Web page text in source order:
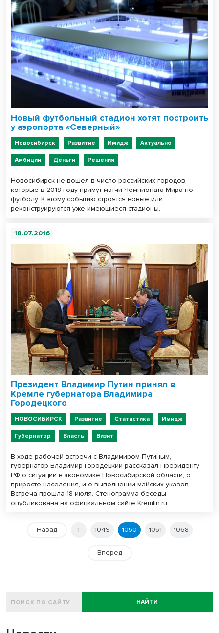
Новый футбольный стадион хотят построить
у аэропорта «Северный»
Новосибирск Развитие Имидж Актуально
Амбиции Деньги Решения
Новосибирск не вошел в число российских городов,
которые в 2018 году примут матчи Чемпионата Мира по
футболу. К этому событию строятся новые или
реконструируются уже имеющиеся стадионы.
18.07.2016
Президент Владимир Путин принял в
Кремле губернатора Владимира
Городецкого
НОВОСИБИРСК Развитие Статистика Имидж
Губернатор Власть Визит
В ходе рабочей встречи с Владимиром Путиным,
губернатор Владимир Городецкий рассказал Президенту
РФ о ситуации в экономике Новосибирской области, о
приросте населения, и о выполнении майских указов.
Встреча прошла 18 июля. Стенограмма беседы
опубликована на официальном сайте Kremlin.ru.
Назад 1 1049 1050 1051 1068
Вперед
НАЙТИ